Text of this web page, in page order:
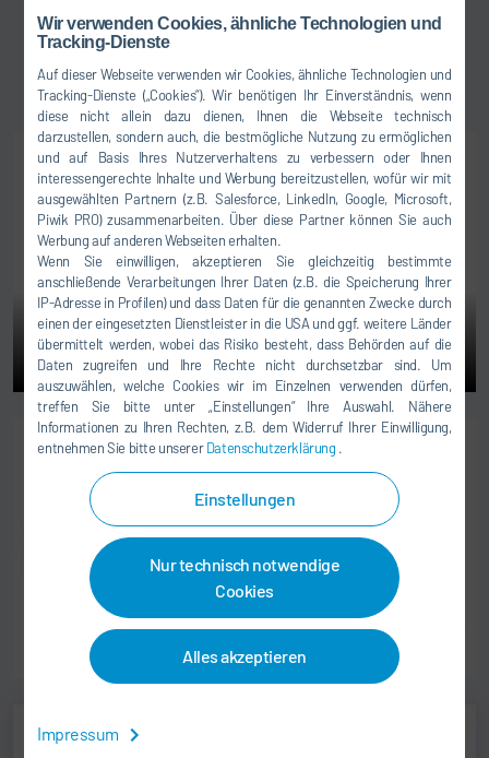
Wir verwenden Cookies, ähnliche Technologien und
Tracking-Dienste
Auf dieser Webseite verwenden wir Cookies, ähnliche Technologien und
Tracking-Dienste („Cookies“). Wir benötigen Ihr Einverständnis, wenn
diese nicht allein dazu dienen, Ihnen die Webseite technisch
darzustellen, sondern auch, die bestmögliche Nutzung zu ermöglichen
und auf Basis Ihres Nutzerverhaltens zu verbessern oder Ihnen
interessengerechte Inhalte und Werbung bereitzustellen, wofür wir mit
ausgewählten Partnern (z.B. Salesforce, LinkedIn, Google, Microsoft,
Piwik PRO) zusammenarbeiten. Über diese Partner können Sie auch
Werbung auf anderen Webseiten erhalten.
Wenn Sie einwilligen, akzeptieren Sie gleichzeitig bestimmte
anschließende Verarbeitungen Ihrer Daten (z.B. die Speicherung Ihrer
IP-Adresse in Profilen) und dass Daten für die genannten Zwecke durch
einen der eingesetzten Dienstleister in die USA und ggf. weitere Länder
übermittelt werden, wobei das Risiko besteht, dass Behörden auf die
Daten zugreifen und Ihre Rechte nicht durchsetzbar sind. Um
auszuwählen, welche Cookies wir im Einzelnen verwenden dürfen,
treffen Sie bitte unter „Einstellungen“ Ihre Auswahl. Nähere
Informationen zu Ihren Rechten, z.B. dem Widerruf Ihrer Einwilligung,
entnehmen Sie bitte unsererDatenschutzerklärung .
Einstellungen
Nur technisch notwendige
Cookies
Alles akzeptieren
Impressum
Optimale Ressourcennutzung im modularen
Produktionslayout der „Lackieranlage der Zukunft“